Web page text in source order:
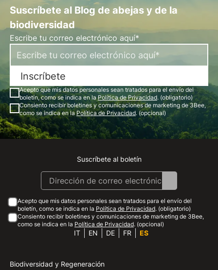
Suscríbete al Blog de abejas y de la
biodiversidad
Escribe tu correo electrónico aquí*
Inscríbete
Acepto que mis datos personales sean tratados para el envío del
boletín, como se indica en laPolítica de Privacidad. (obligatorio)
Consiento recibir boletines y comunicaciones de marketing de 3Bee,
como se indica en laPolítica de Privacidad. (opcional)
Instagram
Facebook
Linkedin
Youtube
Suscríbete al boletín
Acepto que mis datos personales sean tratados para el envío del
boletín, como se indica en la Política de Privacidad. (obligatorio)
Consiento recibir boletines y comunicaciones de marketing de 3Bee,
como se indica en la Política de Privacidad. (opcional)
IT EN DE FR ES
Biodiversidad y Regeneración